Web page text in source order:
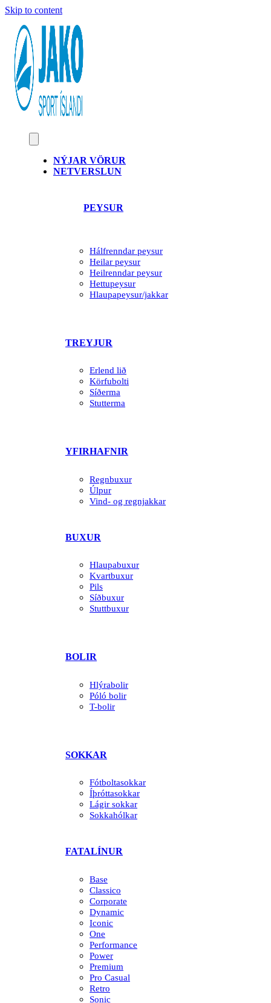
Skip to content
NÝJAR VÖRUR
NETVERSLUN
PEYSUR
Hálfrenndar peysur
Heilar peysur
Heilrenndar peysur
Hettupeysur
Hlaupapeysur/jakkar
TREYJUR
Erlend lið
Körfubolti
Síðerma
Stutterma
YFIRHAFNIR
Regnbuxur
Úlpur
Vind- og regnjakkar
BUXUR
Hlaupabuxur
Kvartbuxur
Pils
Síðbuxur
Stuttbuxur
BOLIR
Hlýrabolir
Póló bolir
T-bolir
SOKKAR
Fótboltasokkar
Íþróttasokkar
Lágir sokkar
Sokkahólkar
FATALÍNUR
Base
Classico
Corporate
Dynamic
Iconic
One
Performance
Power
Premium
Pro Casual
Retro
Sonic